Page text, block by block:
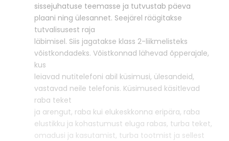
sissejuhatuse teemasse ja tutvustab päeva
plaani ning ülesannet. Seejärel räägitakse
tutvalisusest raja
läbimisel. Siis jagatakse klass 2-liikmelisteks
võistkondadeks. Võistkonnad lähevad õpperajale,
kus
leiavad nutitelefoni abil küsimusi, ülesandeid,
vastavad neile telefonis. Küsimused käsitlevad
raba teket
ja arengut, raba kui elukeskkonna eripära, raba
elustikku ja kohastumust eluga rabas, turba teket,
omadusi ja kasutamist, turba tootmist ja sellest